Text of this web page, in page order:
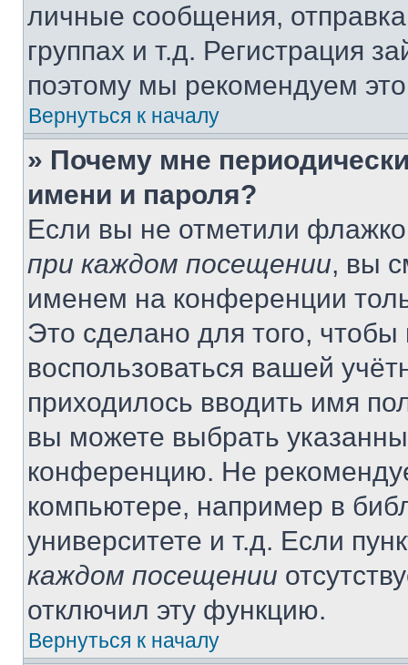
личные сообщения,
группах и т.д. Регистрация
поэтому мы рекомендуем
Вернуться к началу
» Почему мне
имени и пароля?
Если вы не отметили
при каждом посещении, вы
именем на конференции
Это сделано для того, чтобы
воспользоваться вашей
приходилось вводить имя
вы можете выбрать
конференцию. Не
компьютере, например в
университете и т.д. Если
каждом посещении
отключил эту функцию.
Вернуться к началу